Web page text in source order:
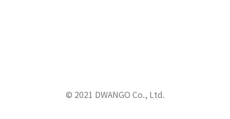
© 2021 DWANGO Co., Ltd.